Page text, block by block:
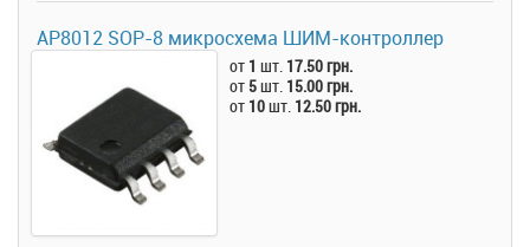
AP8012 SOP-8 микросхема ШИМ-контроллер
от 1 шт. 17.50 грн.
от 5шт. 15.00 грн.
от 10шт. 12.50 грн.